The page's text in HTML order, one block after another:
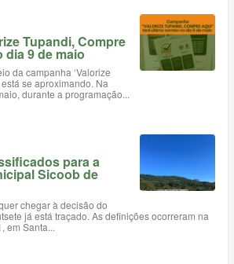
Tupandi, Compre
dia 9 de maio
da campanha ‘Valorize
se aproximando. Na
durante a programação...
para a
Sicoob de
chegar à decisão do
já está traçado. As definições ocorreram na
em Santa...